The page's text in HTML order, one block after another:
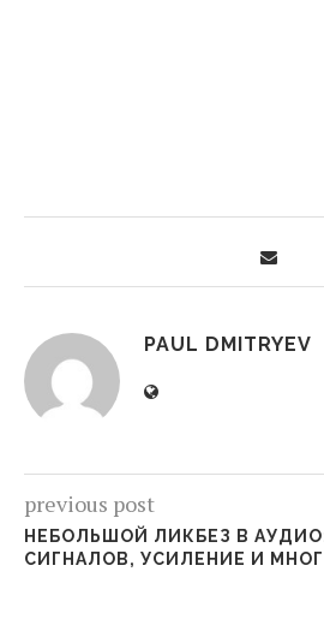
PAUL DMITRYEV
previous post
НЕБОЛЬШОЙ ЛИКБЕЗ В
СИГНАЛОВ, УСИЛЕНИЕ И